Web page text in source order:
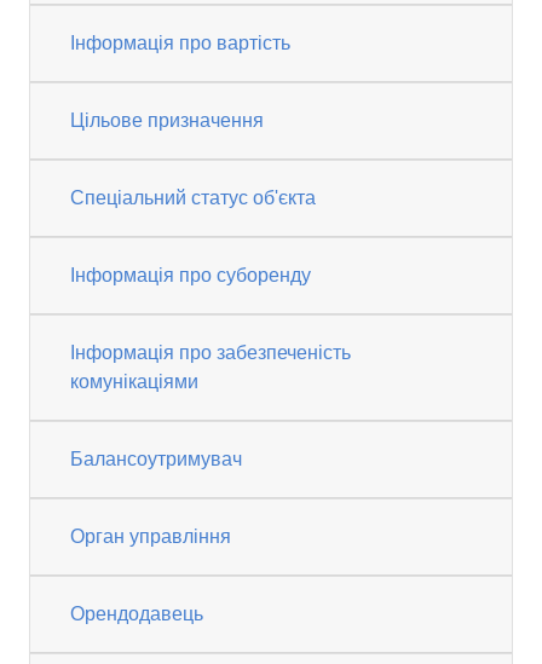
Інформація про вартість
Цільове призначення
Спеціальний статус об'єкта
Інформація про суборенду
Інформація про забезпеченість
комунікаціями
Балансоутримувач
Орган управління
Орендодавець